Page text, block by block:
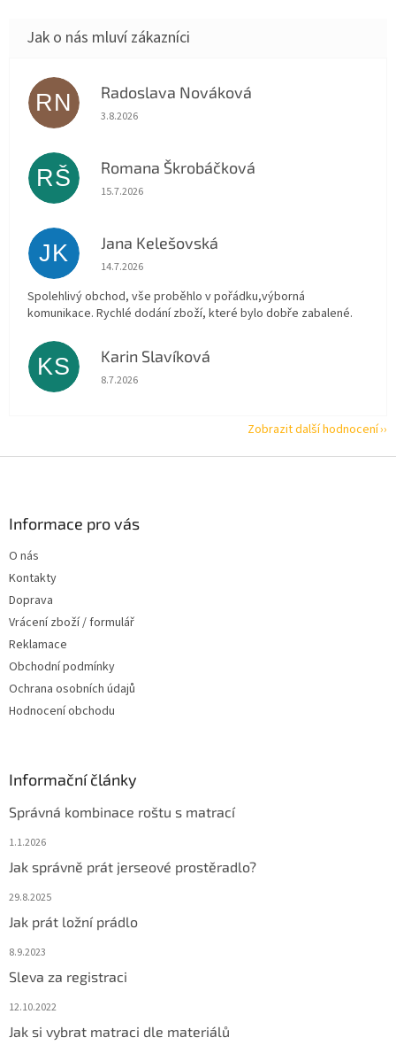
RN Radoslava Nováková
Hodnocení obchodu je 5 z 5 hvězdiček.
3.8.2026
RŠ Romana Škrobáčková
Hodnocení obchodu je 5 z 5 hvězdiček.
15.7.2026
JK Jana Kelešovská
Hodnocení obchodu je 5 z 5 hvězdiček.
14.7.2026
Spolehlivý obchod, vše proběhlo v pořádku,výborná
komunikace. Rychlé dodání zboží, které bylo dobře zabalené.
KS Karin Slavíková
Hodnocení obchodu je 5 z 5 hvězdiček.
8.7.2026
Zobrazit další hodnocení
Informace pro vás
O nás
Kontakty
Doprava
Vrácení zboží / formulář
Reklamace
Obchodní podmínky
Ochrana osobních údajů
Hodnocení obchodu
Informační články
Správná kombinace roštu s matrací
1.1.2026
Jak správně prát jerseové prostěradlo?
29.8.2025
Jak prát ložní prádlo
8.9.2023
Sleva za registraci
12.10.2022
Jak si vybrat matraci dle materiálů